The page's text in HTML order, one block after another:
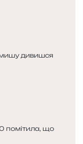
мишу дивишся
помітила, що